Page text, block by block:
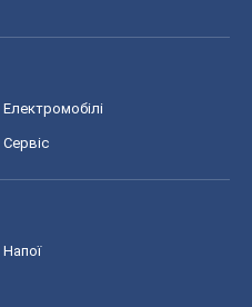
Електромобілі
Сервіс
Напої